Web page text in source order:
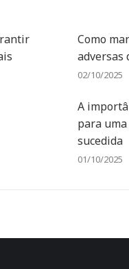
Como
adversas
02/10/2025
A
para
sucedida
01/10/2025